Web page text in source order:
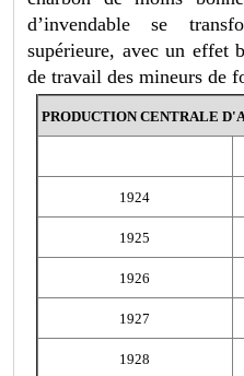
d’invendable se
supérieure, avec un effet
de travail des mineurs de
PRODUCTION CENTRALE
1924
1925
1926
1927
1928